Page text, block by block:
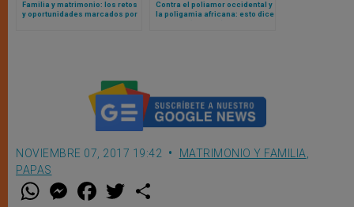
Familia y matrimonio: los retos
y oportunidades marcados por
Contra el poliamor occidental y
la poligamia africana: esto dice
NOVIEMBRE 07, 2017 19:42 MATRIMONIO Y FAMILIA,
PAPAS
W M
e
F
a w